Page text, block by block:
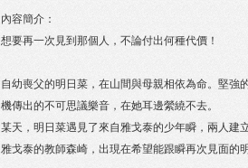
內容簡介：
想要再一次見到那個人，不論付出何種代價！
自幼喪父的明日菜，在山間與母親相依為命。堅
機傳出的不可思議樂音，在她耳邊縈繞不去。
某天，明日菜遇見了來自雅戈泰的少年瞬，兩人建
雅戈泰的教師森崎，出現在希望能跟瞬再次見面